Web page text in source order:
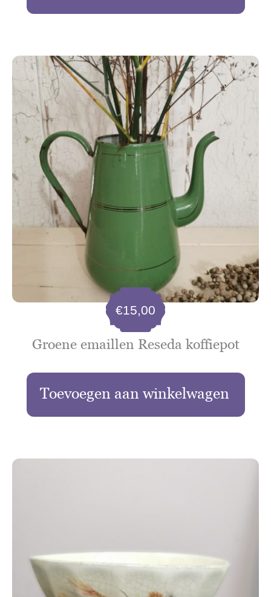
Groene emaillen Reseda koffiepot
€15,00
Toevoegen aan winkelwagen